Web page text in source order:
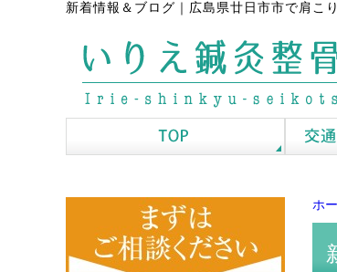
新着情報＆ブログ 広島県廿日市市で肩こ
ホ